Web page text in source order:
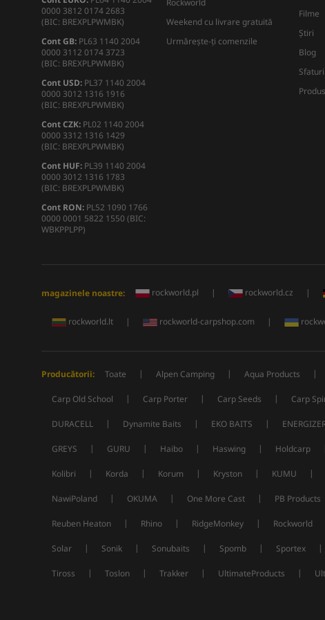
0000 3812 0174 2683
(BIC: BREXPLPWMBK)
Cont GB:PL63 1140 2004
0000 3112 0174 3723
(BIC: BREXPLPWMBK)
Cont USD:PL37 1140 2004
0000 3012 1316 1916
(BIC: BREXPLPWMBK)
Cont CZK:PL02 1140 2004
0000 3312 1316 1429
(BIC: BREXPLPWMBK)
Cont HUF:PL39 1140 2004
0000 3012 1316 1783
(BIC: BREXPLPWMBK)
Cont RON:PL52 1090 1766
0000 0001 5822 1550 (BIC:
WBKPPLPP)
Rockworld
Weekend cu livrare gratuită
Urmărește-ți comenzile
Filme
Știri
Blog
magazinele noastre: rockworld.pl | rockworld.cz |
rockworld.lt | rockworld-carpshop.com |
Producătorii: Toate | Alpen Camping | Aqua Products |
Carp Old School | Carp Porter | Carp Seeds | Carp
DURACELL | Dynamite Baits | EKO BAITS |
GREYS | GURU | Haibo | Haswing | Holdcarp
Kolibri | Korda | Korum | Kryston | KUMU |
NawiPoland | OKUMA | One More Cast | PB Products
Reuben Heaton | Rhino | RidgeMonkey | Rockworld
Solar | Sonik | Sonubaits | Spomb | Sportex |
Tiross | Toslon | Trakker | UltimateProducts |